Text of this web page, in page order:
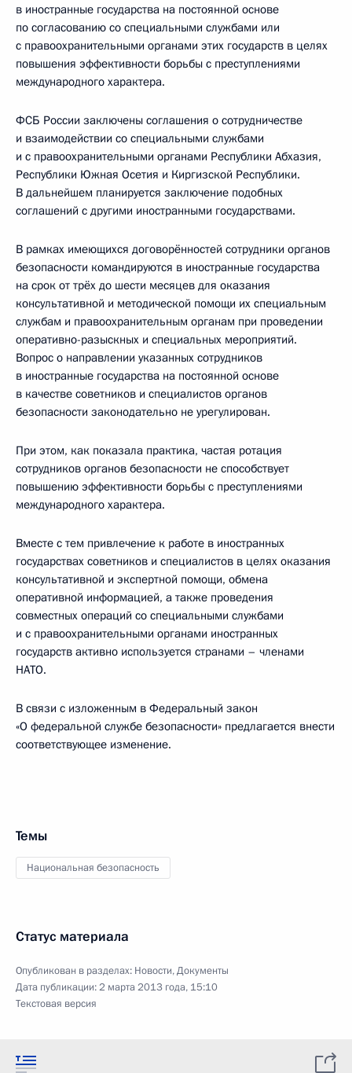
в иностранные государства на постоянной основе
по согласованию со специальными службами или
с правоохранительными органами этих государств в целях
повышения эффективности борьбы с преступлениями
международного характера.
ФСБ России заключены соглашения о сотрудничестве
и взаимодействии со специальными службами
и с правоохранительными органами Республики Абхазия,
Республики Южная Осетия и Киргизской Республики.
В дальнейшем планируется заключение подобных
соглашений с другими иностранными государствами.
В рамках имеющихся договорённостей сотрудники органов
безопасности командируются в иностранные государства
на срок от трёх до шести месяцев для оказания
консультативной и методической помощи их специальным
службам и правоохранительным органам при проведении
оперативно-разыскных и специальных мероприятий.
Вопрос о направлении указанных сотрудников
в иностранные государства на постоянной основе
в качестве советников и специалистов органов
безопасности законодательно не урегулирован.
При этом, как показала практика, частая ротация
сотрудников органов безопасности не способствует
повышению эффективности борьбы с преступлениями
международного характера.
Вместе с тем привлечение к работе в иностранных
государствах советников и специалистов в целях оказания
консультативной и экспертной помощи, обмена
оперативной информацией, а также проведения
совместных операций со специальными службами
и с правоохранительными органами иностранных
государств активно используется странами – членами
НАТО.
В связи с изложенным в Федеральный закон
«О федеральной службе безопасности» предлагается внести
соответствующее изменение.
Темы
Национальная безопасность
Статус материала
Опубликован в разделах: Новости,Документы
Дата публикации:2 марта 2013 года, 15:10
Текстовая версия